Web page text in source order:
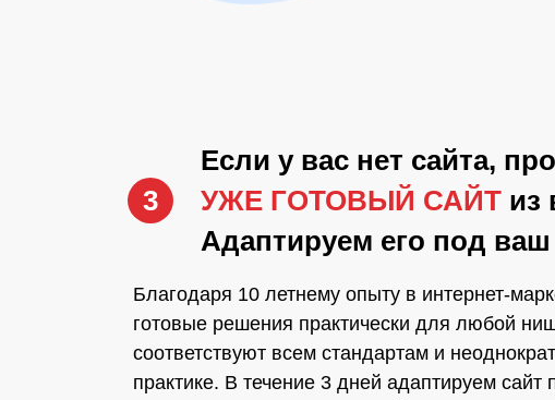
Если у вас нет сайта,
УЖЕ ГОТОВЫЙ САЙТ из
Адаптируем его под ваш
Благодаря 10 летнему опыту в интернет-
готовые решения практически для любой
соответствуют всем стандартам и
практике. В течение 3 дней адаптируем сайт
3